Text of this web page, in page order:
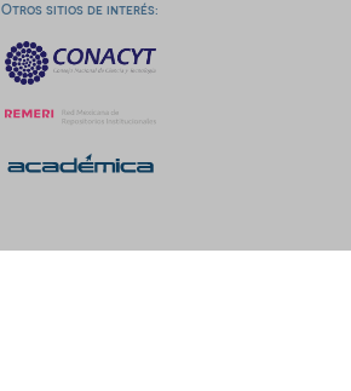
Otros sitios de interés: